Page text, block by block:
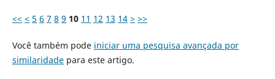
<< < 5 6 7 8 9 10 11 12 13 14 > >>
Você também pode iniciar uma pesquisa avançada por
similaridadepara este artigo.